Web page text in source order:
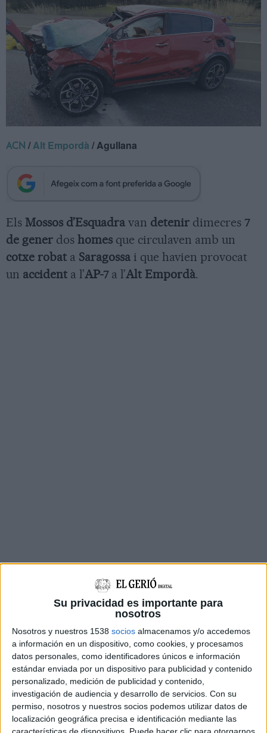
Su privacidad es importante para
nosotros
Nosotros y nuestros 1538 socios almacenamos y/o accedemos
a información en un dispositivo, como cookies, y procesamos
datos personales, como identificadores únicos e información
estándar enviada por un dispositivo para publicidad y contenido
personalizado, medición de publicidad y contenido,
investigación de audiencia y desarrollo de servicios. Con su
permiso, nosotros y nuestros socios podemos utilizar datos de
localización geográfica precisa e identificación mediante las
ACN /Alt Empordà / Agullana
Els Mossos d’Esquadra van detenir dimecres 7
de gener dos homes que circulaven amb un
cotxe robat a Saragossa i que havien provocat
un accident a l’AP-7a l’Alt Empordà.
, de 29 i 30 anys
contra unaautocaravanaalquilòmetre 9
, al terme municipal d’
acabarbolcantal mig de la via.
Elsagentsvan comprovar que elvehicle
constava com asostreta Saragossa i vandetenir
els dosocupants—ferits lleus— pelsdelictes de
robatori i furt d’ús de vehicle, i elconductor
també per undelicte contra la seguretat del